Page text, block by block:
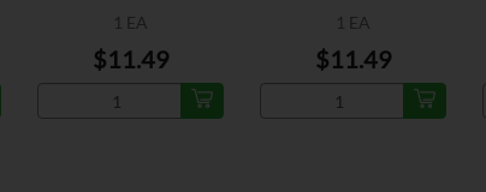
1 EA
$11.49
1 EA
$11.49